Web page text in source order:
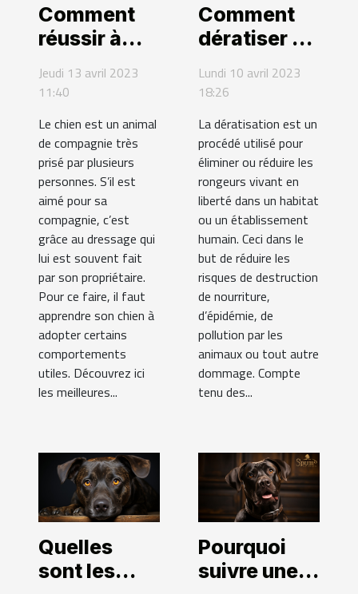
Comment
réussir à
bien faire le
dressage de
?
Jeudi 13 avril 2023
11:40
Le chien est un animal
de compagnie très
prisé par plusieurs
personnes. S’il est
aimé pour sa
compagnie, c’est
grâce au dressage qui
lui est souvent fait
par son propriétaire.
Pour ce faire, il faut
apprendre son chien à
adopter certains
comportements
utiles. Découvrez ici
les meilleures...
Comment
dératiser un
habitat ?
Lundi 10 avril 2023
18:26
La dératisation est un
procédé utilisé pour
éliminer ou réduire les
rongeurs vivant en
liberté dans un habitat
ou un établissement
humain. Ceci dans le
but de réduire les
risques de destruction
de nourriture,
d’épidémie, de
pollution par les
animaux ou tout autre
dommage. Compte
tenu des...
Quelles
sont les
Pourquoi
suivre une